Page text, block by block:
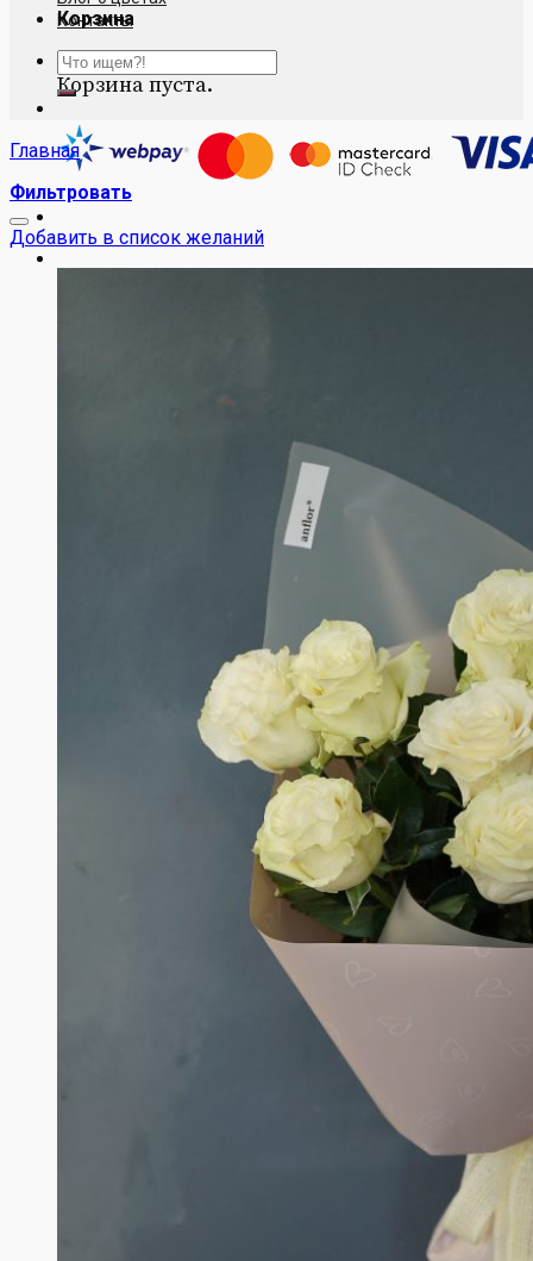
Корзина
Корзина пуста.
Контакты
Искать:
Главная
Фильтровать
Добавить в список желаний